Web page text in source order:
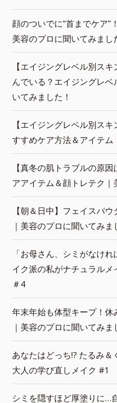
顔のついでに“首までケア”
美容のプロに聞いてみまし
【エイジングレベル別ス
んでいる？エイジングレ
いてみました！
【エイジングレベル別ス
すすめケア方法＆アイテム
【真冬の肌トラブルの原
アアイテム＆顔トレテク｜
【朝＆日中】フェイスパ
｜美容のプロに聞いてみま
「お母さん、シミがなけ
イク派の私がナチュラル
＃4
年末年始も体型キープ！休
｜美容のプロに聞いてみま
あなたはどっち!? たるみ＆
大人の学び直しメイク #1
シミを隠すほど厚塗りに…